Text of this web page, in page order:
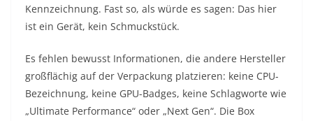
Kennzeichnung. Fast so, als würde es sagen: Das hier
ist ein Gerät, kein Schmuckstück.
Es fehlen bewusst Informationen, die andere Hersteller
großflächig auf der Verpackung platzieren: keine CPU-
Bezeichnung, keine GPU-Badges, keine Schlagworte wie
„Ultimate Performance“ oder „Next Gen“. Die Box